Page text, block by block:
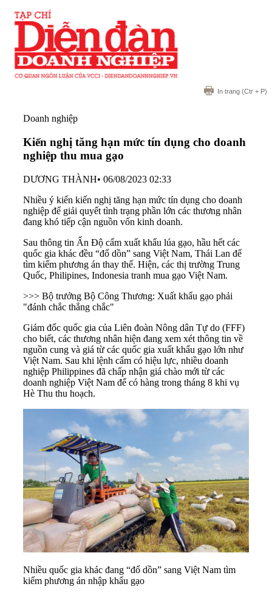
In trang (Ctr + P)
Doanh nghiệp
Kiến nghị tăng hạn mức tín dụng cho doanh
nghiệp thu mua gạo
DƯƠNG THÀNH• 06/08/2023 02:33
Nhiều ý kiến kiến nghị tăng hạn mức tín dụng cho doanh
nghiệp để giải quyết tình trạng phần lớn các thương nhân
đang khó tiếp cận nguồn vốn kinh doanh.
Sau thông tin Ấn Độ cấm xuất khẩu lúa gạo, hầu hết các
quốc gia khác đều “đổ dồn” sang Việt Nam, Thái Lan để
tìm kiếm phương án thay thế. Hiện, các thị trường Trung
Quốc, Philipines, Indonesia tranh mua gạo Việt Nam.
>>> Bộ trưởng Bộ Công Thương: Xuất khẩu gạo phải
"đánh chắc thắng chắc"
Giám đốc quốc gia của Liên đoàn Nông dân Tự do (FFF)
cho biết, các thương nhân hiện đang xem xét thông tin về
nguồn cung và giá từ các quốc gia xuất khẩu gạo lớn như
Việt Nam. Sau khi lệnh cấm có hiệu lực, nhiều doanh
nghiệp Philippines đã chấp nhận giá chào mới từ các
doanh nghiệp Việt Nam để có hàng trong tháng 8 khi vụ
Hè Thu thu hoạch.
Nhiều quốc gia khác đang “đổ dồn” sang Việt Nam tìm
kiếm phương án nhập khẩu gạo